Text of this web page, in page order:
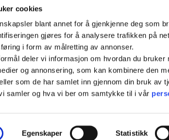
cookies
blant annet for å gjenkjenne deg som
gjøres for å analysere trafikken på
i form av målretting av annonser.
deler vi informasjon om hvordan du bruker
og annonsering, som kan kombinere den
som de har samlet inn gjennom din bruk av
samler og hva vi ber om samtykke til i vår
Egenskaper Statistikk
oss